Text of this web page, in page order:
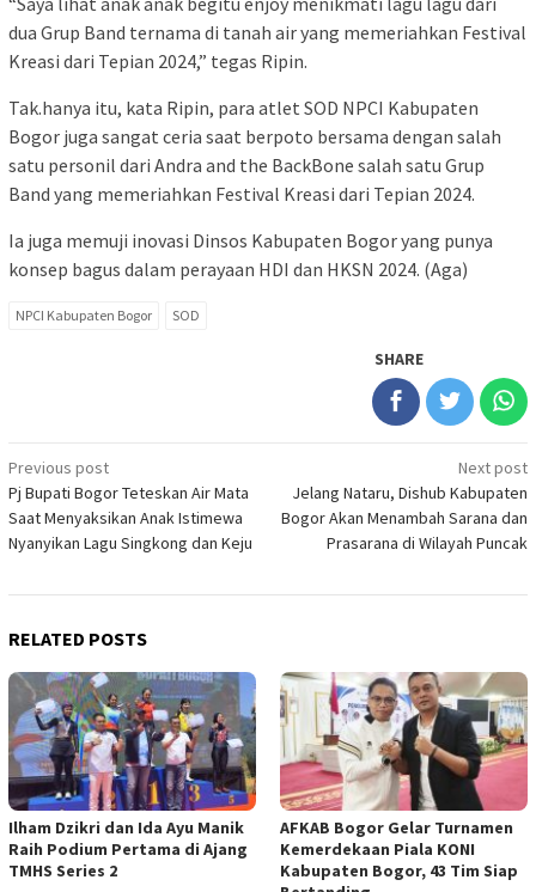
dua Grup Band ternama di tanah air yang memeriahkan Festival
Kreasi dari Tepian 2024,” tegas Ripin.
Tak.hanya itu, kata Ripin, para atlet SOD NPCI Kabupaten
Bogor juga sangat ceria saat berpoto bersama dengan salah
satu personil dari Andra and the BackBone salah satu Grup
Band yang memeriahkan Festival Kreasi dari Tepian 2024.
Ia juga memuji inovasi Dinsos Kabupaten Bogor yang punya
konsep bagus dalam perayaan HDI dan HKSN 2024. (Aga)
NPCI Kabupaten Bogor SOD
SHARE
Post
navigation
Previous post
Pj Bupati Bogor Teteskan Air Mata
Saat Menyaksikan Anak Istimewa
Nyanyikan Lagu Singkong dan Keju
Next post
Jelang Nataru, Dishub Kabupaten
Bogor Akan Menambah Sarana dan
Prasarana di Wilayah Puncak
RELATED POSTS
Ilham Dzikri dan Ida Ayu Manik
Raih Podium Pertama di Ajang
TMHS Series 2
AFKAB Bogor Gelar Turnamen
Kemerdekaan Piala KONI
Kabupaten Bogor, 43 Tim Siap